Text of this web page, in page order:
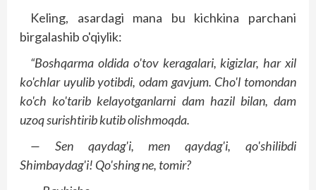
Keling, asardagi mana bu kichkina parchani
birgalashib o'qiylik:
“Boshqarma oldida o'tov keragalari, kigizlar, har xil
ko'chlar uyulib yotibdi, odam gavjum. Cho'l tomondan
ko'ch ko'tarib kelayotganlarni dam hazil bilan, dam
uzoq surishtirib kutib olishmoqda.
— Sen qaydag'i, men qaydag'i, qo'shilibdi
Shimbaydag'i! Qo'shing ne, tomir?